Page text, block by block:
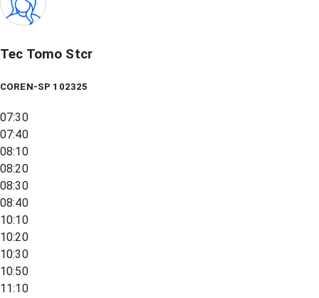
Tec Tomo Stcr
COREN-SP 102325
07:30
07:40
08:10
08:20
08:30
08:40
10:10
10:20
10:30
10:50
11:10